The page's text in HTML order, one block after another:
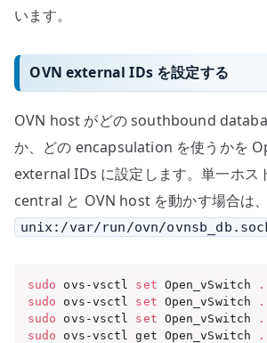
います。
OVN external IDs を設定する
OVN host がどの southbound
か、どの encapsulation を使うかを
external IDs に設定します。単一ホス
central と OVN host を動かす場合は、
unix:/var/run/ovn/
sudo ovs-vsctl set Open_vSwitch .
sudo ovs-vsctl set Open_vSwitch .
sudo ovs-vsctl set Open_vSwitch .
sudo ovs-vsctl get Open_vSwitch .